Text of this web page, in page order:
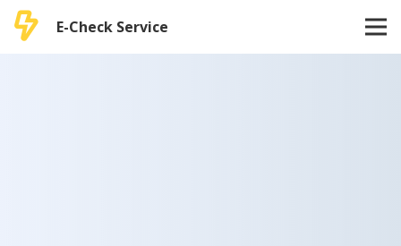
E-Check Service